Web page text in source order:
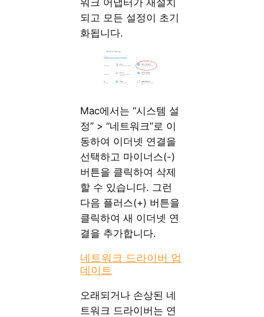
되고 모든 설정이 초기
화됩니다.
Mac에서는 “시스템 설
정” > “네트워크”로 이
동하여 이더넷 연결을
선택하고 마이너스(-)
버튼을 클릭하여 삭제
할 수 있습니다. 그런
다음 플러스(+) 버튼을
클릭하여 새 이더넷 연
결을 추가합니다.
네트워크 드라이버 업
데이트
오래되거나 손상된 네
트워크 드라이버는 연